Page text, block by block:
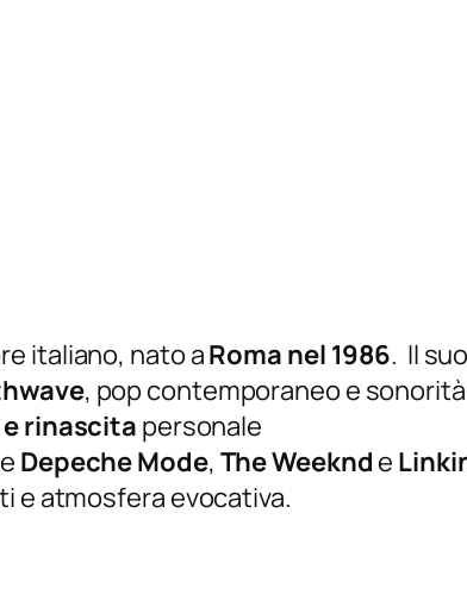
italiano, nato aRoma nel 1986. Il
, pop contemporaneo e
rinascitapersonale
Depeche Mode, The Weeknd e
e atmosfera evocativa.